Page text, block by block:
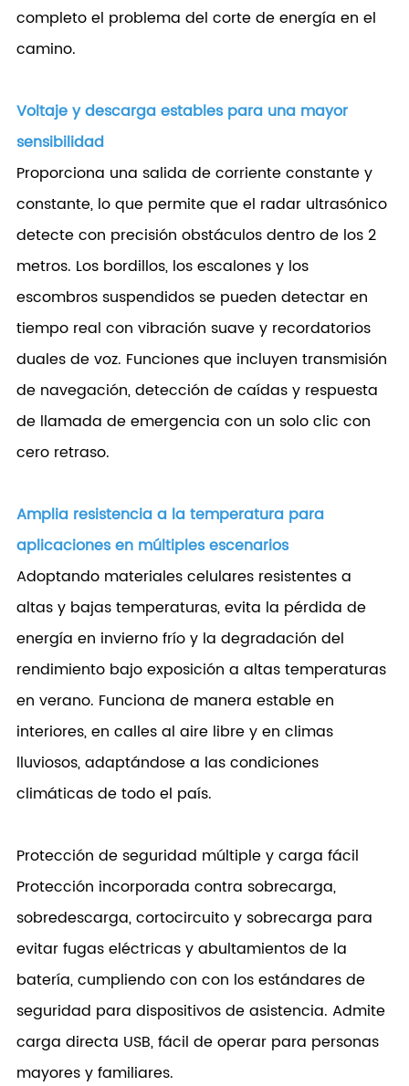
completo el problema del corte de energía en el
camino.
Voltaje y descarga estables para una mayor
sensibilidad
Proporciona una salida de corriente constante y
constante, lo que permite que el radar ultrasónico
detecte con precisión obstáculos dentro de los 2
metros. Los bordillos, los escalones y los
escombros suspendidos se pueden detectar en
tiempo real con vibración suave y recordatorios
duales de voz. Funciones que incluyen transmisión
de navegación, detección de caídas y respuesta
de llamada de emergencia con un solo clic con
cero retraso.
Amplia resistencia a la temperatura para
aplicaciones en múltiples escenarios
Adoptando materiales celulares resistentes a
altas y bajas temperaturas, evita la pérdida de
energía en invierno frío y la degradación del
rendimiento bajo exposición a altas temperaturas
en verano. Funciona de manera estable en
interiores, en calles al aire libre y en climas
lluviosos, adaptándose a las condiciones
climáticas de todo el país.
Protección de seguridad múltiple y carga fácil
Protección incorporada contra sobrecarga,
sobredescarga, cortocircuito y sobrecarga para
evitar fugas eléctricas y abultamientos de la
batería, cumpliendo con con los estándares de
seguridad para dispositivos de asistencia. Admite
carga directa USB, fácil de operar para personas
mayores y familiares.